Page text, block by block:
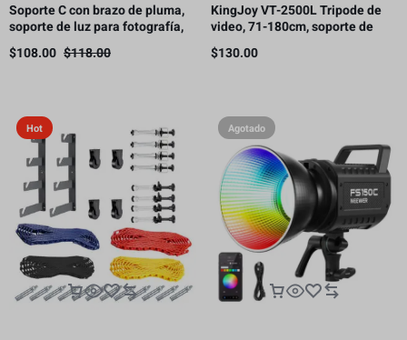
Soporte C con brazo de pluma,
soporte de luz para fotografía,
3.3 m, 10 kg de carga（Este
producto está sujeto a gastos
$118.00
$108.00
KingJoy VT-2500L Tripode de
video, 71-180cm, soporte de
carga 11kg.
$130.00
Hot Agotado